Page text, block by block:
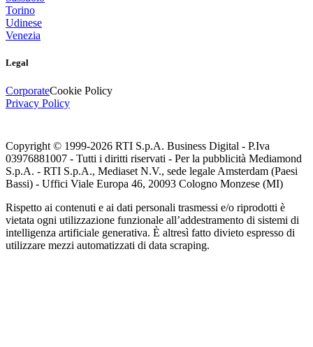
Torino
Udinese
Venezia
Legal
CorporateCookie Policy
Privacy Policy
Copyright © 1999-2026 RTI S.p.A. Business Digital - P.Iva
03976881007 - Tutti i diritti riservati - Per la pubblicità Mediamond
S.p.A. - RTI S.p.A., Mediaset N.V., sede legale Amsterdam (Paesi
Bassi) - Uffici Viale Europa 46, 20093 Cologno Monzese (MI)
Rispetto ai contenuti e ai dati personali trasmessi e/o riprodotti è
vietata ogni utilizzazione funzionale all’addestramento di sistemi di
intelligenza artificiale generativa. È altresì fatto divieto espresso di
utilizzare mezzi automatizzati di data scraping.